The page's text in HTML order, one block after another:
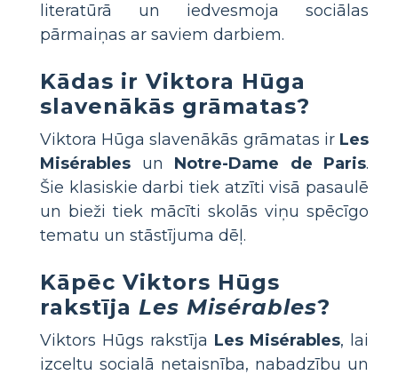
literatūrā un iedvesmoja sociālas
pārmaiņas ar saviem darbiem.
Kādas ir Viktora Hūga
slavenākās grāmatas?
Viktora Hūga slavenākās grāmatas ir Les
Misérables un Notre-Dame de Paris.
Šie klasiskie darbi tiek atzīti visā pasaulē
un bieži tiek mācīti skolās viņu spēcīgo
tematu un stāstījuma dēļ.
Kāpēc Viktors Hūgs
rakstīja Les Misérables?
Viktors Hūgs rakstīja Les Misérables, lai
izceltu socialā netaisnība, nabadzību un